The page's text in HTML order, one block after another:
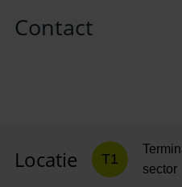
Contact
Locatie T1
sector